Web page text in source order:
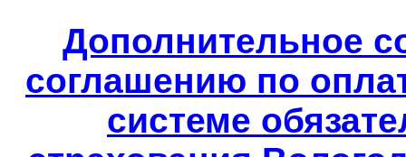
Дополнительное
соглашению по
системе